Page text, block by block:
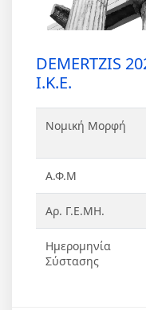
DEMERTZIS
Ι.Κ.Ε.
Νομική Μορφή
Α.Φ.Μ
Αρ. Γ.Ε.ΜΗ.
Ημερομηνία
Σύστασης